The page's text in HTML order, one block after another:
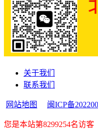
关于我们
联系我们
网站地图 闽ICP备
您是本站第8299254名访客